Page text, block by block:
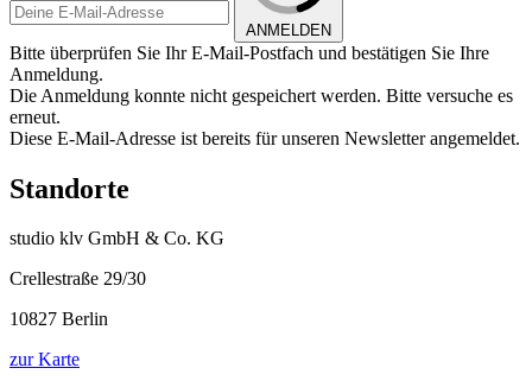
ANMELDEN
Bitte überprüfen Sie Ihr E-Mail-Postfach und bestätigen Sie Ihre
Anmeldung.
Die Anmeldung konnte nicht gespeichert werden. Bitte versuche es
erneut.
Diese E-Mail-Adresse ist bereits für unseren Newsletter angemeldet.
Standorte
studio klv GmbH & Co. KG
Crellestraße 29/30
10827 Berlin
zur Karte